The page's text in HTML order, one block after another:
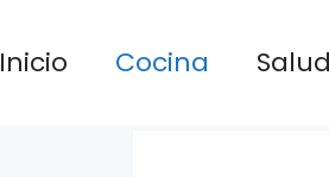
Inicio Cocina Salud